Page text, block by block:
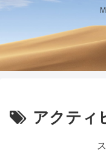
アクティ